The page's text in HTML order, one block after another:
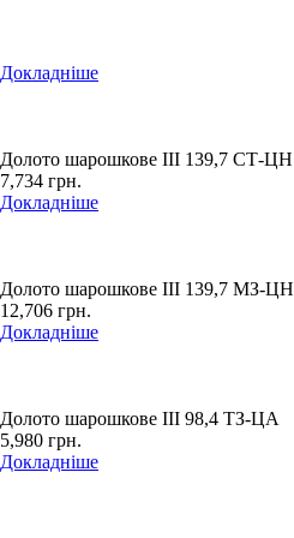
Докладніше
Долото шарошкове ІІІ 139,7 СТ-ЦН
7,734 грн.
Докладніше
Долото шарошкове ІІІ 139,7 МЗ-ЦН
12,706 грн.
Докладніше
Долото шарошкове ІІІ 98,4 ТЗ-ЦА
5,980 грн.
Докладніше